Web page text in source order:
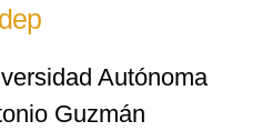
Autónoma
Guzmán